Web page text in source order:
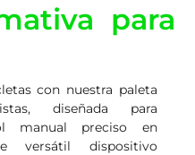
para
con nuestra paleta
diseñada para
manual preciso en
versátil dispositivo